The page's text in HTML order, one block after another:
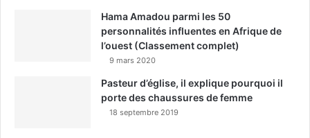
Hama Amadou parmi les 50
personnalités influentes en Afrique de
l’ouest (Classement complet)
9 mars 2020
Pasteur d’église, il explique pourquoi il
porte des chaussures de femme
18 septembre 2019